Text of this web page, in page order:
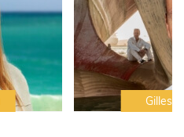
Gilles